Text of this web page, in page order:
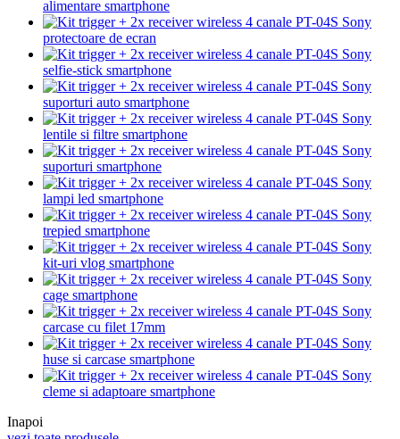
alimentare smartphone
protectoare de ecran
selfie-stick smartphone
suporturi auto smartphone
lentile si filtre smartphone
suporturi smartphone
lampi led smartphone
trepied smartphone
kit-uri vlog smartphone
cage smartphone
carcase cu filet 17mm
huse si carcase smartphone
cleme si adaptoare smartphone
Inapoi